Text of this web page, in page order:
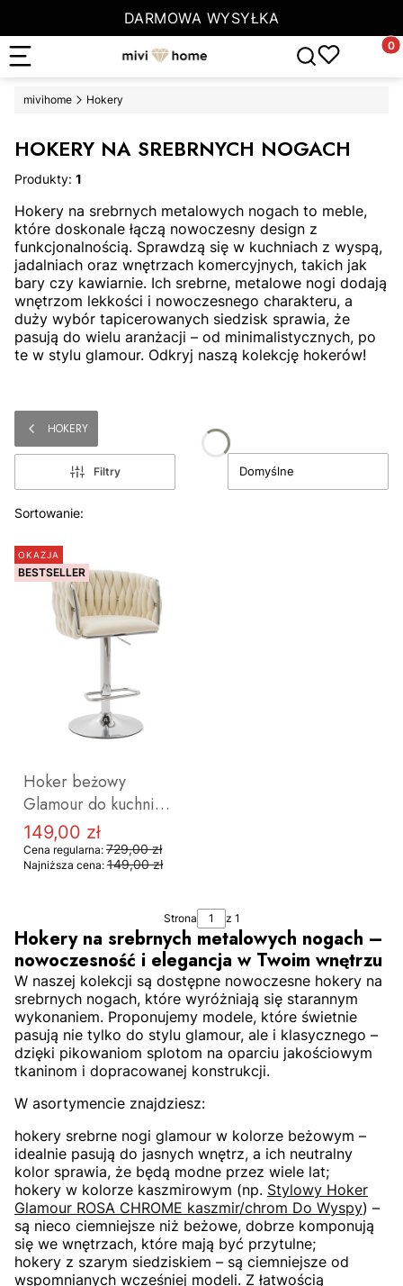
DARMOWA WYSYŁKA
Otwórz
mivihome Hokery
HOKERY NA SREBRNYCH NOGACH
Produkty: 1
Hokery na srebrnych metalowych nogach to meble,
które doskonale łączą nowoczesny design z
funkcjonalnością. Sprawdzą się w kuchniach z wyspą,
jadalniach oraz wnętrzach komercyjnych, takich jak
bary czy kawiarnie. Ich srebrne, metalowe nogi dodają
wnętrzom lekkości i nowoczesnego charakteru, a
duży wybór tapicerowanych siedzisk sprawia, że
pasują do wielu aranżacji – od minimalistycznych, po
te w stylu glamour. Odkryj naszą kolekcję hokerów!
HOKERY
Filtry
Lista produktów
Sortowanie:
Domyślne
OKAZJA
BESTSELLER
Hoker beżowy
Glamour do kuchni
ROSA CHROME
srebrne nogi OUTLET
Cena promocyjna
149,00 zł
Cena regularna: 729,00 zł
Najniższa cena: 149,00 zł
DO KOSZYKA
Strona z 1
Hokery na srebrnych metalowych nogach –
nowoczesność i elegancja w Twoim wnętrzu
W naszej kolekcji są dostępne nowoczesne hokery na
srebrnych nogach, które wyróżniają się starannym
wykonaniem. Proponujemy modele, które świetnie
pasują nie tylko do stylu glamour, ale i klasycznego –
dzięki pikowaniom splotom na oparciu jakościowym
tkaninom i dopracowanej konstrukcji.
W asortymencie znajdziesz:
hokery srebrne nogi glamour w kolorze beżowym –
idealnie pasują do jasnych wnętrz, a ich neutralny
kolor sprawia, że będą modne przez wiele lat;
hokery w kolorze kaszmirowym (np. Stylowy Hoker
Glamour ROSA CHROME kaszmir/chrom Do Wyspy) –
są nieco ciemniejsze niż beżowe, dobrze komponują
się we wnętrzach, które mają być przytulne;
hokery z szarym siedziskiem – są ciemniejsze od
wspomnianych wcześniej modeli. Z łatwością